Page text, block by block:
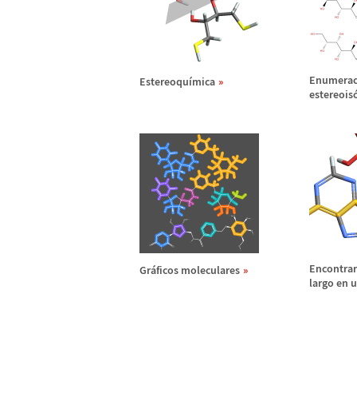
Estereoquímica
estereois
Gráficos moleculares
largo en